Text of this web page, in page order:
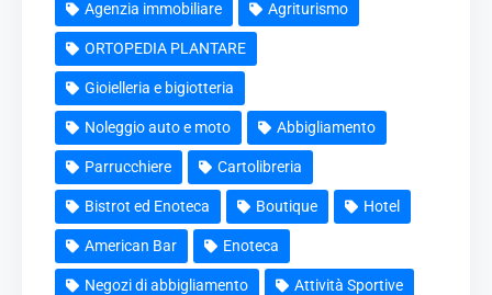
Agenzia immobiliare Agriturismo
ORTOPEDIA PLANTARE
Gioielleria e bigiotteria
Noleggio auto e moto Abbigliamento
Parrucchiere Cartolibreria
Bistrot ed Enoteca Boutique Hotel
American Bar Enoteca
Negozi di abbigliamento Attività Sportive